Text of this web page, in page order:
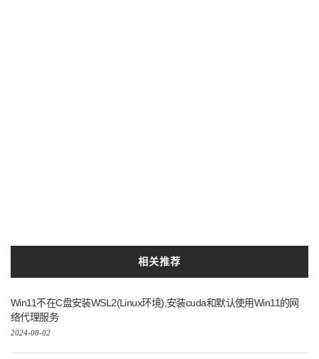
相关推荐
Win11不在C盘安装WSL2(Linux环境),安装cuda和默认使用Win11的网
络代理服务
2024-08-02